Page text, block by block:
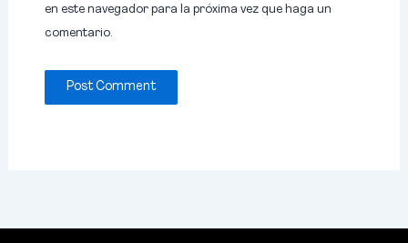
en este navegador para la próxima vez que haga un
comentario.